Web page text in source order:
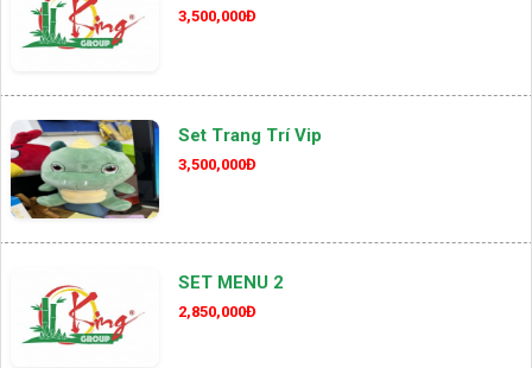
3,500,000Đ
Set Trang Trí Vip
3,500,000Đ
SET MENU 2
2,850,000Đ